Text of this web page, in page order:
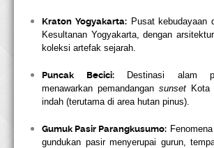
Kraton Yogyakarta:Pusat kebudayaan
Kesultanan Yogyakarta, dengan
koleksi artefak sejarah.
Puncak Becici:Destinasi alam
menawarkan pemandangan sunset Kota
indah (terutama di area hutan pinus).
Gumuk Pasir Parangkusumo:
gundukan pasir menyerupai gurun,